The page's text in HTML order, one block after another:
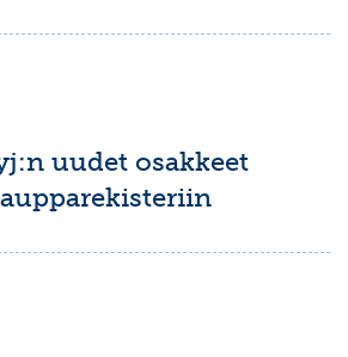
uudet osakkeet